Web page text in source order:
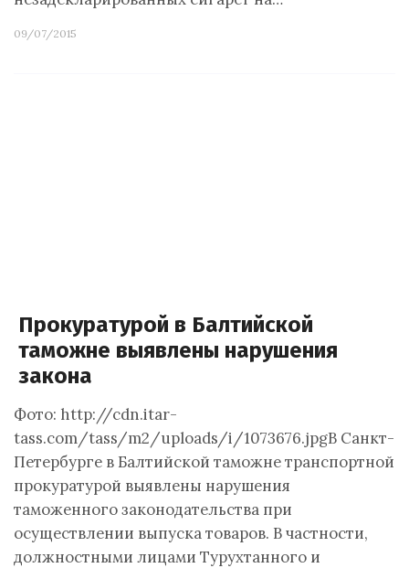
09/07/2015
Прокуратурой в Балтийской
таможне выявлены нарушения
закона
Фото: http://cdn.itar-
tass.com/tass/m2/uploads/i/1073676.jpgВ Санкт-
Петербурге в Балтийской таможне транспортной
прокуратурой выявлены нарушения
таможенного законодательства при
осуществлении выпуска товаров. В частности,
должностными лицами Турухтанного и